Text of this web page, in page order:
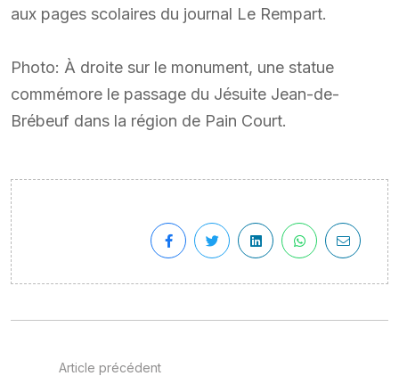
aux pages scolaires du journal Le Rempart.
Photo: À droite sur le monument, une statue
commémore le passage du Jésuite Jean-de-
Brébeuf dans la région de Pain Court.
Article précédent